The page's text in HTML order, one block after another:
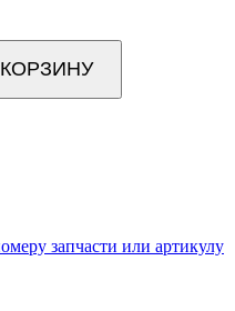
запчасти или артикулу